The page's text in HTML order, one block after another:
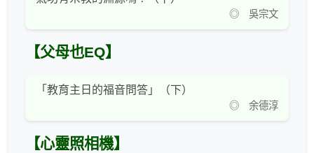
◎ 吳宗文
【父母也EQ】
「教育主日的福音問答」（下）
◎ 余德淳
【心靈照相機】